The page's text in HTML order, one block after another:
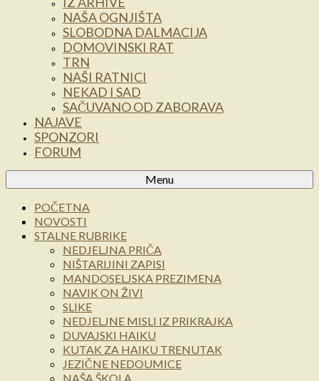
NAŠA OGNJIŠTA
SLOBODNA DALMACIJA
DOMOVINSKI RAT
TRN
NAŠI RATNICI
NEKAD I SAD
SAČUVANO OD ZABORAVA
NAJAVE
SPONZORI
FORUM
Menu
POČETNA
NOVOSTI
STALNE RUBRIKE
NEDJELJNA PRIČA
NIŠTARIJINI ZAPISI
MANDOSELJSKA PREZIMENA
NAVIK ON ŽIVI
SLIKE
NEDJELJNE MISLI IZ PRIKRAJKA
DUVAJSKI HAIKU
KUTAK ZA HAIKU TRENUTAK
JEZIČNE NEDOUMICE
NAŠA ŠKOLA